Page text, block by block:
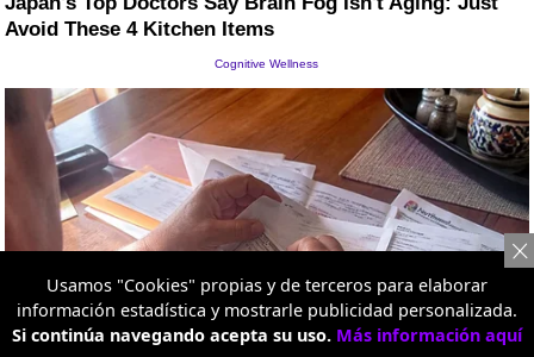
Usamos "Cookies" propias y de terceros para elaborar
información estadística y mostrarle publicidad personalizada.
Si continúa navegando acepta su uso. Más información aquí